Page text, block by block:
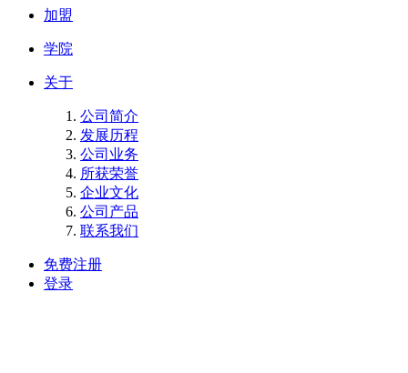
加盟
学院
关于
公司简介
发展历程
公司业务
所获荣誉
企业文化
公司产品
联系我们
免费注册
登录